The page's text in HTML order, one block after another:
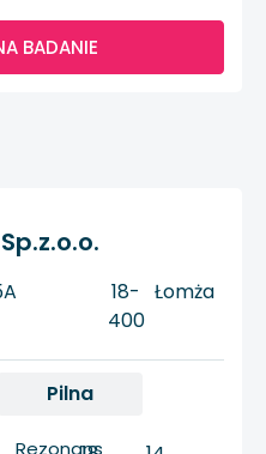
BADANIE
18-
400
Łomża
Pilna
Rezonans